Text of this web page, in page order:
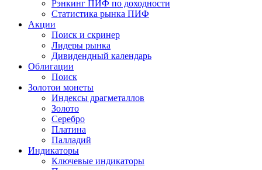
Рэнкинг ПИФ по доходности
Статистика рынка ПИФ
Акции
Поиск и скринер
Лидеры рынка
Дивидендный календарь
Облигации
Поиск
Золотои монеты
Индексы драгметаллов
Золото
Серебро
Платина
Палладий
Индикаторы
Ключевые индикаторы